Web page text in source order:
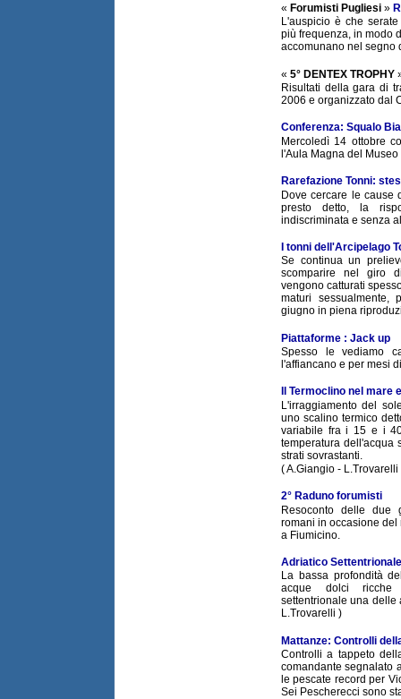
« Forumisti Pugliesi »
L'auspicio è che
più frequenza, in modo
accomunano nel segno
« 5° DENTEX TROPHY
Risultati della gara di
2006 e organizzato dal
Conferenza: Squalo
Mercoledì 14 ottobre
l'Aula Magna del
Rarefazione Tonni:
Dove cercare le cause
presto detto, la
indiscriminata e senza
I tonni dell'Arcipelago
Se continua un
scomparire nel giro
vengono catturati
maturi
giugno in piena
Piattaforme : Jack up
Spesso le vediamo
l'affiancano e per mesi
Il Termoclino nel mare
L'irraggiamento del
uno scalino termico
variabile fra i 15 e i
temperatura dell'acqua
strati sovrastanti.
( A.Giangio - L.Trovarelli
2° Raduno forumisti
Resoconto delle due
romani in occasione
a Fiumicino.
Adriatico
La bassa profondità
acque dolci ricche
settentrionale una delle
L.Trovarelli )
Mattanze: Controlli
Controlli a tappeto
comandante segnalato
le pescate record per
Sei Pescherecci sono